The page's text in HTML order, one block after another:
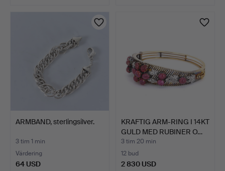
ARMBAND, sterlingsilver.
3 tim 1 min
Värdering
64 USD
KRAFTIG ARM-RING I 14KT
GULD MED RUBINER O…
3 tim 20 min
12 bud
2 830 USD